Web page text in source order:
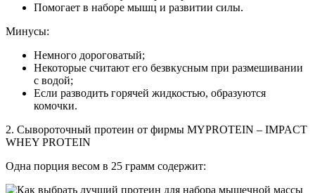
Помогает в наборе мышц и развитии силы.
Минусы:
Немного дороговатый;
Некоторые считают его безвкусным при размешивании
с водой;
Если разводить горячей жидкостью, образуются
комочки.
2. Сывороточный протеин от фирмы MYPROTEIN – IMPACT
WHEY PROTEIN
Одна порция весом в 25 грамм содержит: